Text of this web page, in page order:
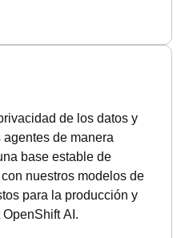
de los datos y
de manera
base estable de
nuestros modelos de
para la producción y
AI.